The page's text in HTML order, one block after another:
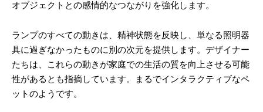
オブジェクトとの感情的なつながりを強化します。
ランプのすべての動きは、精神状態を反映し、単なる照明器
具に過ぎなかったものに別の次元を提供します。デザイナー
たちは、これらの動きが家庭での生活の質を向上させる可能
性があるとも指摘しています。まるでインタラクティブなペ
ットのようです。